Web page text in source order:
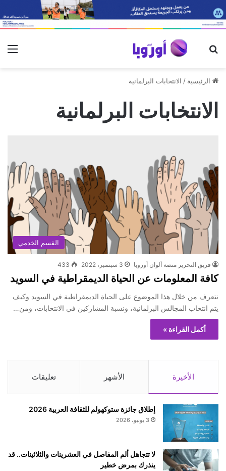
بحث عن
الرئيسية / الانتخابات البرلمانية
الانتخابات البرلمانية
القسم الخدمي
فريق التحرير منصة ألوان أوروبا 3 سبتمبر، 2022 433
كافة المعلومات عن الحياة الديمقراطية في السويد
نتعرف من خلال هذا الموضوع على الحياة الديمقراطية في السويد وكيف
يتم انتخاب المجالس البرلمانية، ونسبة المشاركين في الانتخابات، ومن…
أكمل القراءة »
الأخيرة الأشهر تعليقات
إطلاق جائزة ستوكهولم للثقافة العربية 2026
3 يونيو، 2026
لا تتجاهل ألم المفاصل في العشرينات والثلاثينات.. قد
ينذرك بمرض خطير